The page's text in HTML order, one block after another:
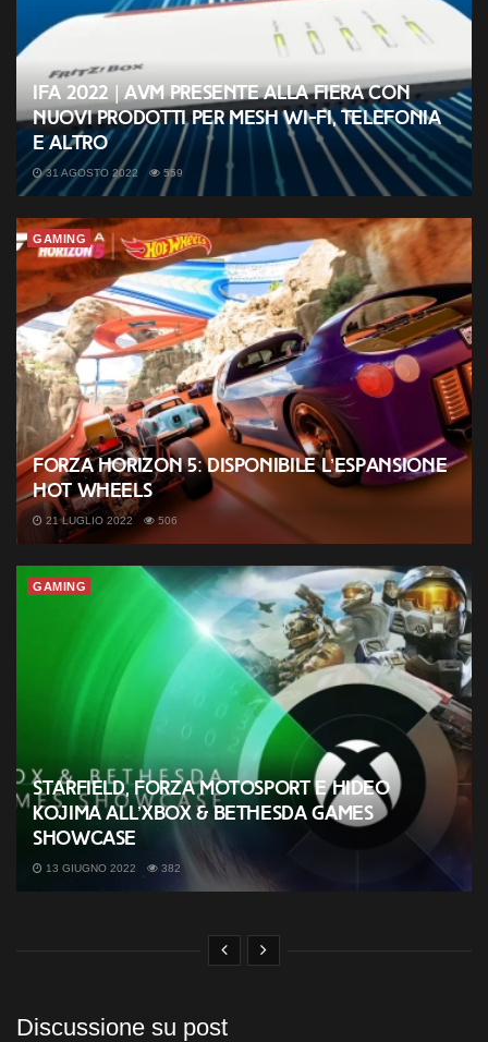
IFA 2022 | AVM presente alla fiera con
nuovi prodotti per Mesh Wi-Fi, telefonia
e altro
31 AGOSTO 2022 559
GAMING
Forza Horizon 5: disponibile l’espansione
Hot Wheels
21 LUGLIO 2022 506
GAMING
Starfield, Forza Motosport e Hideo
Kojima all’Xbox & Bethesda Games
Showcase
13 GIUGNO 2022 382
Discussione su post